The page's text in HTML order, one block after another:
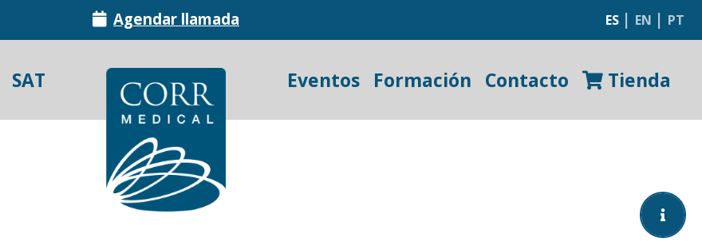
Agendar llamada ES | EN | PT
SAT Eventos Formación Contacto Tienda